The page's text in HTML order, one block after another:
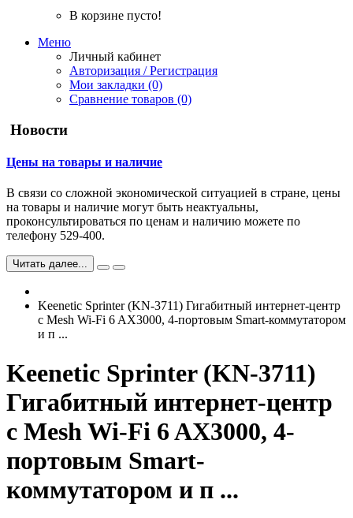
В корзине пусто!
Меню
Личный кабинет
Авторизация / Регистрация
Мои закладки (0)
Сравнение товаров (0)
Новости
Цены на товары и наличие
В связи со сложной экономической ситуацией в стране, цены
на товары и наличие могут быть неактуальны,
проконсультироваться по ценам и наличию можете по
телефону 529-400.
Читать далее...
Keenetic Sprinter (KN-3711) Гигабитный интернет-центр
с Mesh Wi-Fi 6 AX3000, 4-портовым Smart-коммутатором
и п ...
Keenetic Sprinter (KN-3711)
Гигабитный интернет-центр
с Mesh Wi-Fi 6 AX3000, 4-
портовым Smart-
коммутатором и п ...